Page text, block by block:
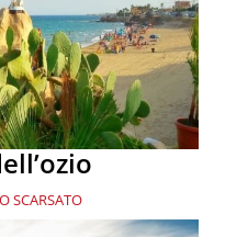
SCARSATO